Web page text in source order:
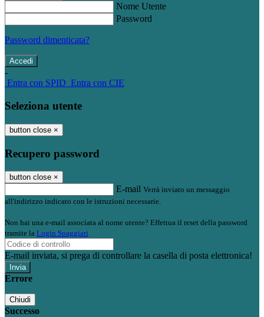
Nome Utente
Password
Password dimenticata?
-
Entra con SPID Entra con CIE
Seleziona utente
button close ×
Recupero password
button close ×
E-mail Verrà inviato un messaggio
all'indirizzo indicato con le istruzioni necessarie.
Non hai una e-mail associata al nome utente? Effettua il reset della password
tramite la Login Spaggiari
E-mail inviata, si prega di controllare la casella di posta elettronica!
Errore
Chiudi
Successo